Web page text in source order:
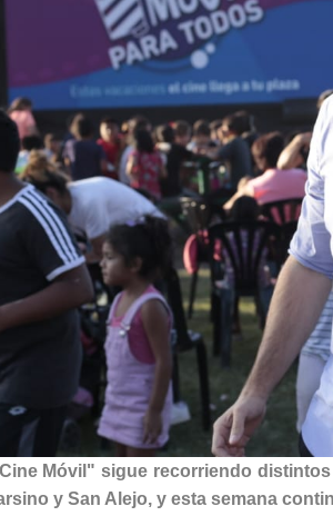
Móvil" sigue recorriendo
y San Alejo, y esta semana